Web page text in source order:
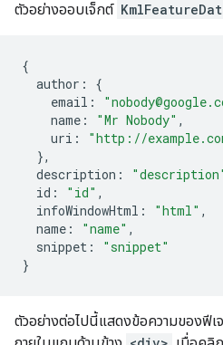
ตัวอย่างออบเจ็กต์
{
author :
{
email :
name : "Mr Nobody" ,
uri :
"http://
},
description :
id : "id" ,
infoWindowHtml : "html" ,
name : "name" ,
snippet :
"snippet"
}
ตัวอย่างต่อไปนี้แสดงข้อความของฟีเ